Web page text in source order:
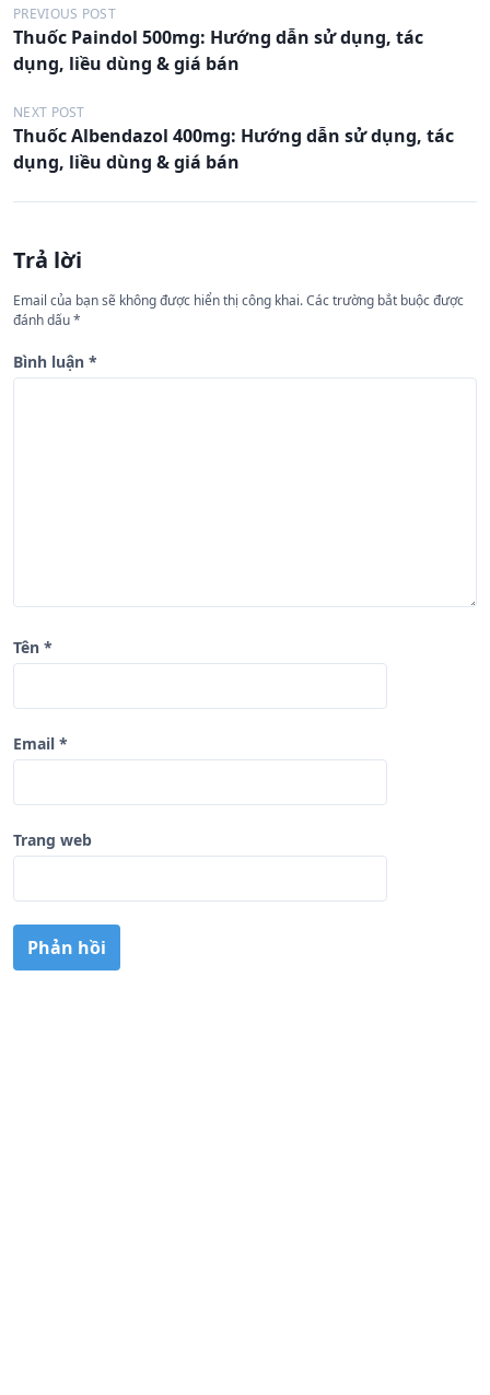
Đ
i
u
h
ư
n
b
à
i
PREVIOUS POST
Thuốc Paindol 500mg: Hướng dẫn sử dụng, tác
dụng, liều dùng & giá bán
NEXT POST
Thuốc Albendazol 400mg: Hướng dẫn sử dụng, tác
dụng, liều dùng & giá bán
Trả lời
Email của bạn sẽ không được hiển thị công khai.Các trường bắt buộc được
đánh dấu*
Bình luận *
Tên *
Email *
Trang web